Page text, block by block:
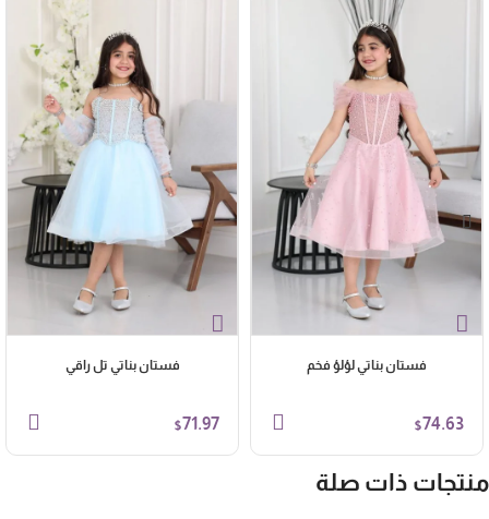
فستان بناتي لؤلؤ فخم
$74.63
فستان بناتي تل راقي
$71.97
ذات صلة